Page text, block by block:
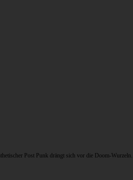
Post Punk drängt sich vor die Doom-Wurzeln.